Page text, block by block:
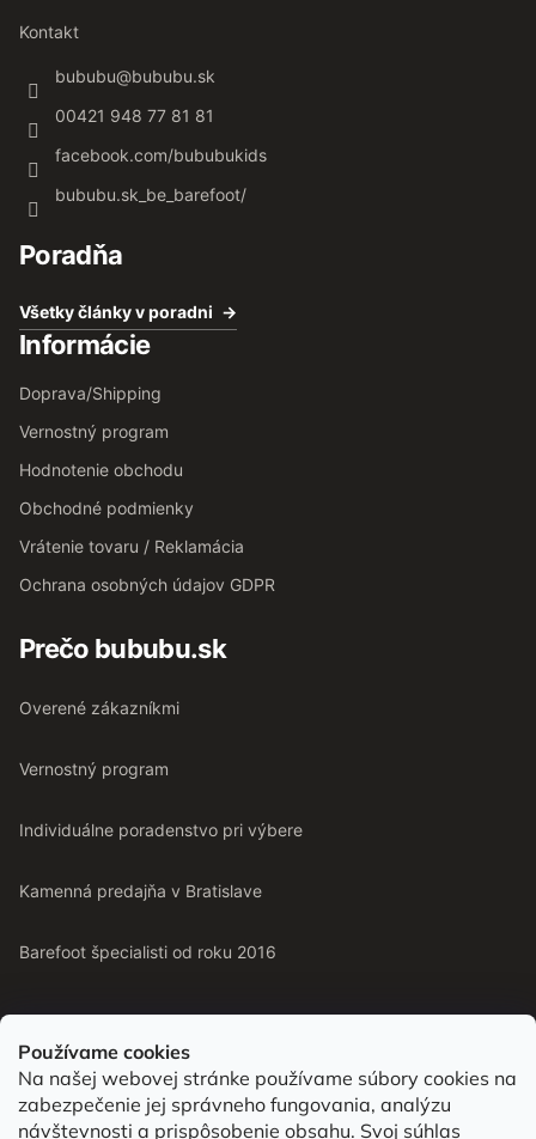
Používame cookies
Na našej webovej stránke používame súbory cookies na
zabezpečenie jej správneho fungovania, analýzu
návštevnosti a prispôsobenie obsahu. Svoj súhlas
Kontakt
bububu@bububu.sk
00421 948 77 81 81
facebook.com/bububukids
bububu.sk_be_barefoot/
Poradňa
Všetky články v poradni
Informácie
Doprava/Shipping
Vernostný program
Hodnotenie obchodu
Obchodné podmienky
Vrátenie tovaru / Reklamácia
Ochrana osobných údajov GDPR
Prečo bububu.sk
Overené zákazníkmi
Vernostný program
Individuálne poradenstvo pri výbere
Kamenná predajňa v Bratislave
Barefoot špecialisti od roku 2016
Od roku 2016 pomáhame vyberať barefoot topánky podľa
chodidla. Nájdete nás aj v predajni v Bratislave.